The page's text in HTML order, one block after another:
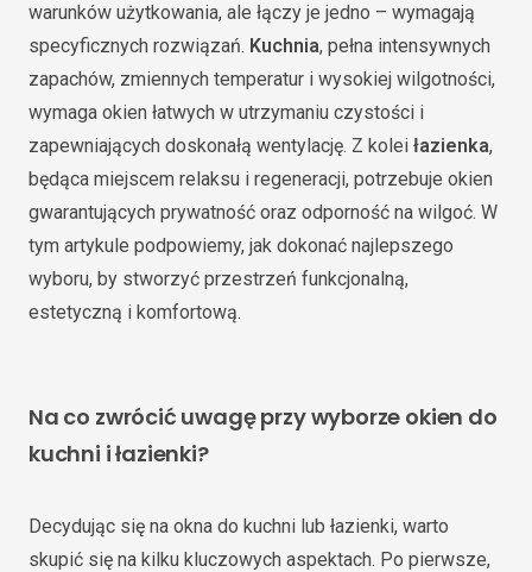
warunków użytkowania, ale łączy je jedno – wymagają
specyficznych rozwiązań. Kuchnia, pełna intensywnych
zapachów, zmiennych temperatur i wysokiej wilgotności,
wymaga okien łatwych w utrzymaniu czystości i
zapewniających doskonałą wentylację. Z kolei łazienka,
będąca miejscem relaksu i regeneracji, potrzebuje okien
gwarantujących prywatność oraz odporność na wilgoć. W
tym artykule podpowiemy, jak dokonać najlepszego
wyboru, by stworzyć przestrzeń funkcjonalną,
estetyczną i komfortową.
Na co zwrócić uwagę przy wyborze okien do
kuchni i łazienki?
Decydując się na okna do kuchni lub łazienki, warto
skupić się na kilku kluczowych aspektach. Po pierwsze,